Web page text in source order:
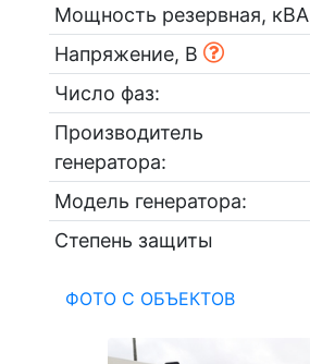
Мощность резервная, кВА
Напряжение, В
Число фаз:
Производитель
генератора:
Модель генератора:
Степень защиты
ФОТО С ОБЪЕКТОВ